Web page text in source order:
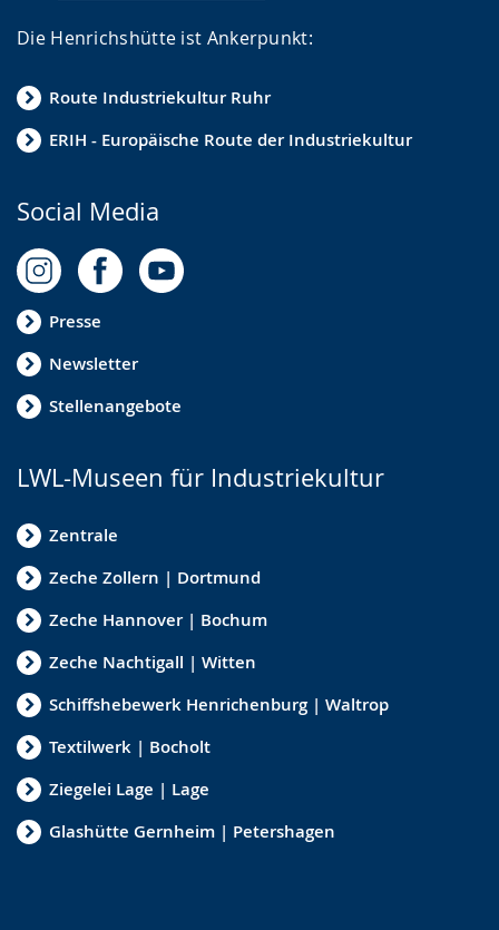
Die Henrichshütte ist Ankerpunkt:
Route Industriekultur Ruhr
ERIH - Europäische Route der Industriekultur
Social Media
Presse
Newsletter
Stellenangebote
LWL-Museen für Industriekultur
Zentrale
Zeche Zollern | Dortmund
Zeche Hannover | Bochum
Zeche Nachtigall | Witten
Schiffshebewerk Henrichenburg | Waltrop
Textilwerk | Bocholt
Ziegelei Lage | Lage
Glashütte Gernheim | Petershagen